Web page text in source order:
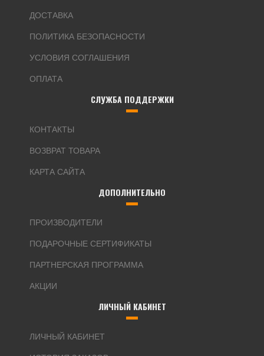
ДОСТАВКА
ПОЛИТИКА БЕЗОПАСНОСТИ
УСЛОВИЯ СОГЛАШЕНИЯ
ОПЛАТА
СЛУЖБА ПОДДЕРЖКИ
КОНТАКТЫ
ВОЗВРАТ ТОВАРА
КАРТА САЙТА
ДОПОЛНИТЕЛЬНО
ПРОИЗВОДИТЕЛИ
ПОДАРОЧНЫЕ СЕРТИФИКАТЫ
ПАРТНЕРСКАЯ ПРОГРАММА
АКЦИИ
ЛИЧНЫЙ КАБИНЕТ
ЛИЧНЫЙ КАБИНЕТ